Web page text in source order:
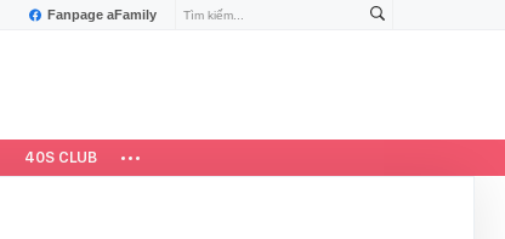
Fanpage aFamily
40S CLUB